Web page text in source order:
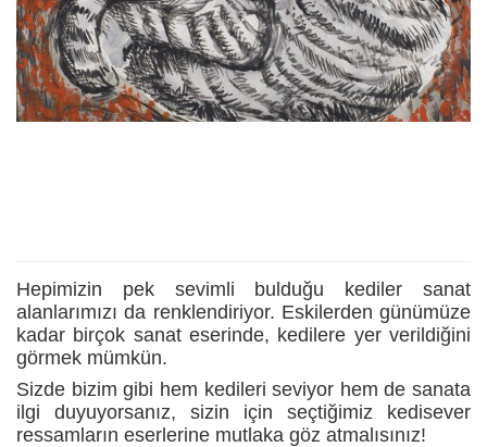
Hepimizin pek sevimli bulduğu kediler sanat
alanlarımızı da renklendiriyor. Eskilerden günümüze
kadar birçok sanat eserinde, kedilere yer verildiğini
görmek mümkün.
Sizde bizim gibi hem kedileri seviyor hem de sanata
ilgi duyuyorsanız, sizin için seçtiğimiz kedisever
ressamların eserlerine mutlaka göz atmalısınız!